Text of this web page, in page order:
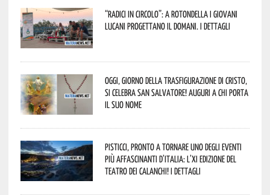
“Radici in Circolo”: a Rotondella i giovani
lucani progettano il domani. I dettagli
Oggi, giorno della Trasfigurazione di Cristo,
si celebra San Salvatore! Auguri a chi porta
il suo nome
Pisticci, pronto a tornare uno degli eventi
più affascinanti d’Italia: l’XI edizione del
Teatro dei Calanchi! I dettagli